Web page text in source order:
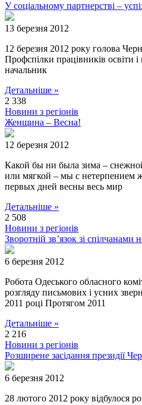
У соціальному партнерстві –
13 березня 2012
12 березня 2012 року голова
Профспілки працівників освіти
начальник
Детальніше »
2 338
Новини з регіонів
Женщина – Весна!
12 березня 2012
Какой бы ни была зима –
или мягкой – мы с нетерпением
первых дней весны весь мир
Детальніше »
2 508
Новини з регіонів
Зворотній зв’язок зі спілчанами
6 березня 2012
Робота Одеського обласного
розгляду письмових і усних
2011 році Протягом 2011
Детальніше »
2 216
Новини з регіонів
Розширене засідання президії
6 березня 2012
28 лютого 2012 року відбулося